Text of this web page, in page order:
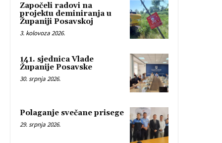
Započeli radovi na
projektu deminiranja u
Županiji Posavskoj
3. kolovoza 2026.
141. sjednica Vlade
Županije Posavske
30. srpnja 2026.
Polaganje svečane prisege
29. srpnja 2026.